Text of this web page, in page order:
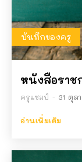
บันทึกของครู
หนังสือราช
ครูแชมป์ - 31 ตุล
อ่านเพิ่มเติม